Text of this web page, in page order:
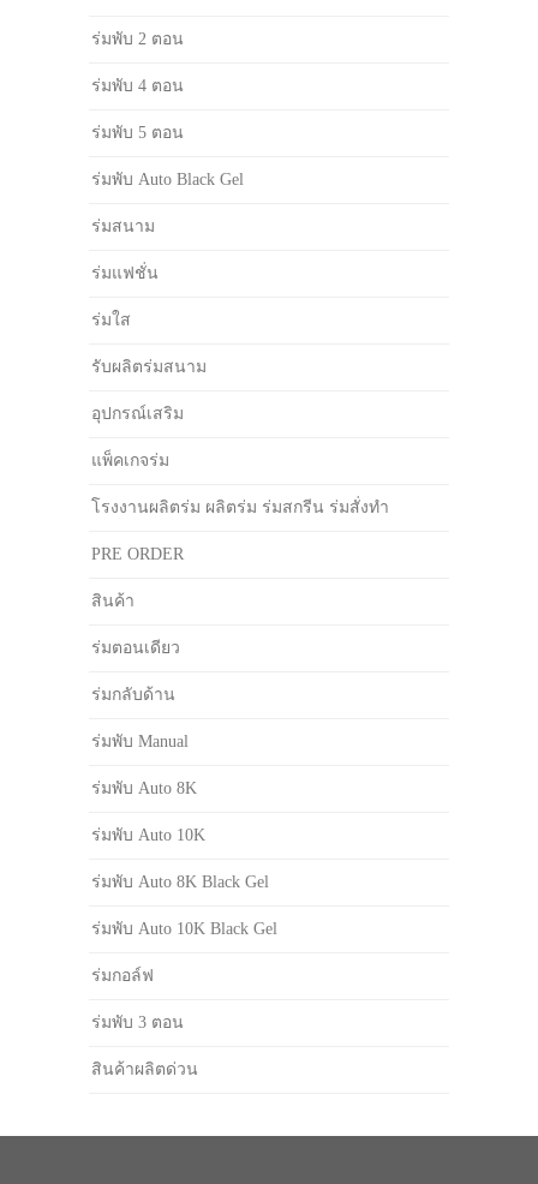
ร่มพับ 2 ตอน
ร่มพับ 4 ตอน
ร่มพับ 5 ตอน
ร่มพับ Auto Black Gel
ร่มสนาม
ร่มแฟชั่น
ร่มใส
รับผลิตร่มสนาม
อุปกรณ์เสริม
แพ็คเกจร่ม
โรงงานผลิตร่ม ผลิตร่ม ร่มสกรีน ร่มสั่งทำ
PRE ORDER
สินค้า
ร่มตอนเดียว
ร่มกลับด้าน
ร่มพับ Manual
ร่มพับ Auto 8K
ร่มพับ Auto 10K
ร่มพับ Auto 8K Black Gel
ร่มพับ Auto 10K Black Gel
ร่มกอล์ฟ
ร่มพับ 3 ตอน
สินค้าผลิตด่วน